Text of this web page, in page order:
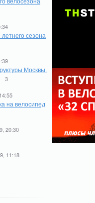
сезона
Москвы.
3
на велосипед
20:30
11:18